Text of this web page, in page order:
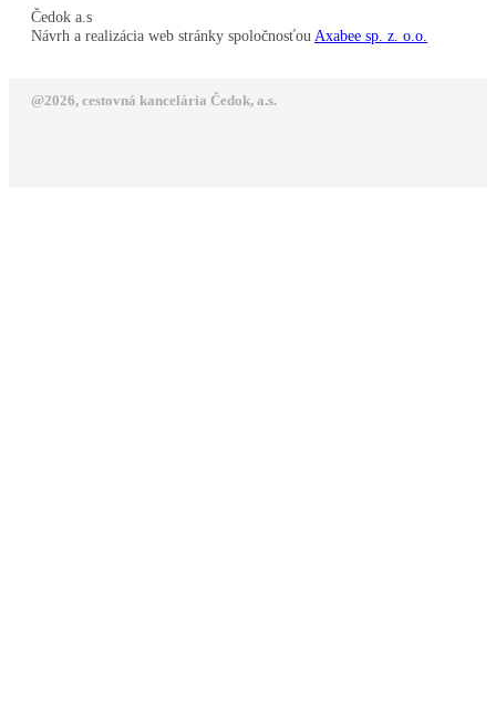
Čedok a.s
Návrh a realizácia web stránky spoločnosťou Axabee sp. z. o.o.
@2026, cestovná kancelária Čedok, a.s.